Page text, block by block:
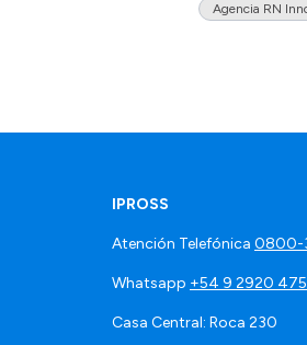
Agencia RN
IPROSS
Atención Telefónica 0800-
Whatsapp +54 9 2920
Casa Central: Roca 230